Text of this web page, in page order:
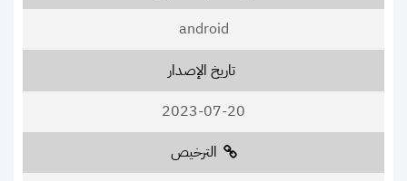
android
تاريخ الإصدار
2023-07-20
الترخيص